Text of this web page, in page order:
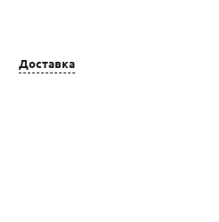
Доставка